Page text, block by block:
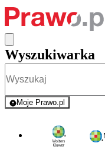
Wyszukiwarka
Moje Prawo.pl
- rejestracja i